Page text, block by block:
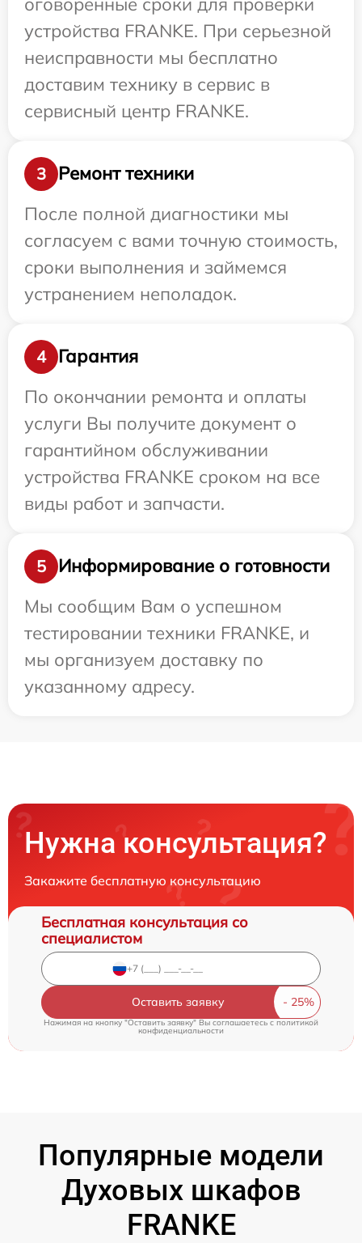
устройства FRANKE. При серьезной
неисправности мы бесплатно
доставим технику в сервис в
сервисный центр FRANKE.
3
Ремонт техники
После полной диагностики мы
согласуем с вами точную стоимость,
сроки выполнения и займемся
устранением неполадок.
4
Гарантия
По окончании ремонта и оплаты
услуги Вы получите документ о
гарантийном обслуживании
устройства FRANKE сроком на все
виды работ и запчасти.
5
Информирование о готовности
Мы сообщим Вам о успешном
тестировании техники FRANKE, и
мы организуем доставку по
указанному адресу.
Нужна консультация?
Закажите бесплатную консультацию
Бесплатная консультация со
специалистом
Оставить заявку
Нажимая на кнопку "Оставить заявку" Вы соглашаетесь cполитикой
конфиденциальности
Популярные модели
Духовых шкафов
FRANKE